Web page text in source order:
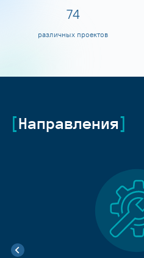
80
различных проектов
Направления